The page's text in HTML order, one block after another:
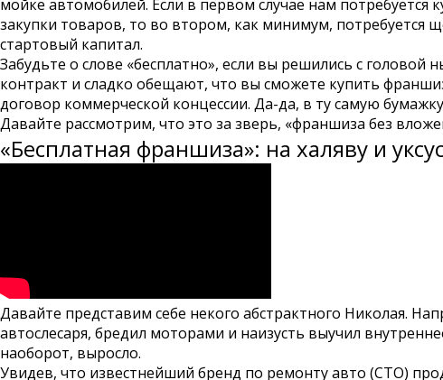
мойке автомобилей. Если в первом случае нам
закупки товаров, то во втором, как минимум, потребуется
стартовый капитал.
Забудьте о слове «бесплатно», если вы решились с
контракт и сладко обещают, что вы сможете купить
договор коммерческой концессии. Да-да, в ту самую
Давайте рассмотрим, что это за зверь, «франшиза без
«Бесплатная франшиза»: на халяву и
Давайте представим себе некого абстрактного Николая.
автослесаря, бредил моторами и наизусть выучил
наоборот, выросло.
Увидев, что известнейший бренд по ремонту авто (СТО)